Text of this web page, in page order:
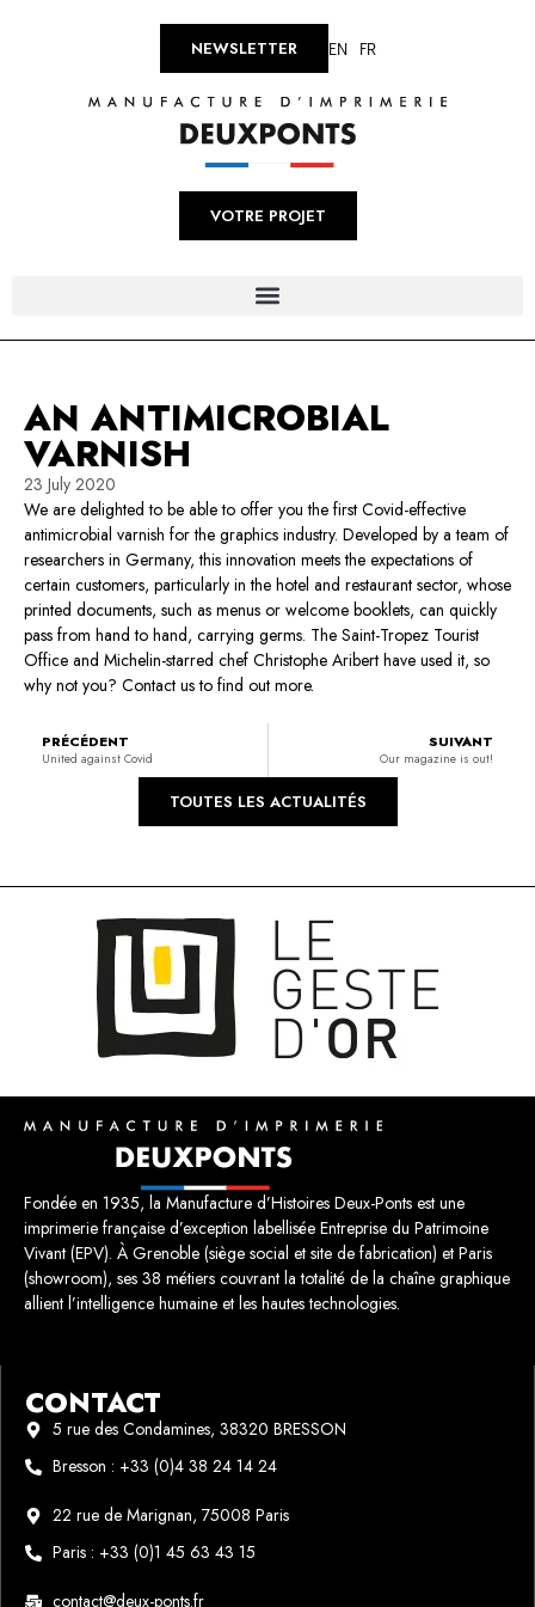
NEWSLETTER EN FR
VOTRE PROJET
AN ANTIMICROBIAL
VARNISH
23 July 2020
We are delighted to be able to offer you the first Covid-effective
antimicrobial varnish for the graphics industry. Developed by a team of
researchers in Germany, this innovation meets the expectations of
certain customers, particularly in the hotel and restaurant sector, whose
printed documents, such as menus or welcome booklets, can quickly
pass from hand to hand, carrying germs. The Saint-Tropez Tourist
Office and Michelin-starred chef Christophe Aribert have used it, so
why not you? Contact us to find out more.
PRÉCÉDENT
United against Covid
SUIVANT
Our magazine is out!
TOUTES LES ACTUALITÉS
Fondée en 1935, la Manufacture d’Histoires Deux-Ponts est une
imprimerie française d’exception labellisée Entreprise du Patrimoine
Vivant (EPV). À Grenoble (siège social et site de fabrication) et Paris
(showroom), ses 38 métiers couvrant la totalité de la chaîne graphique
allient l’intelligence humaine et les hautes technologies.
CONTACT
5 rue des Condamines, 38320 BRESSON
Bresson : +33 (0)4 38 24 14 24
22 rue de Marignan, 75008 Paris
Paris : +33 (0)1 45 63 43 15
contact@deux-ponts.fr